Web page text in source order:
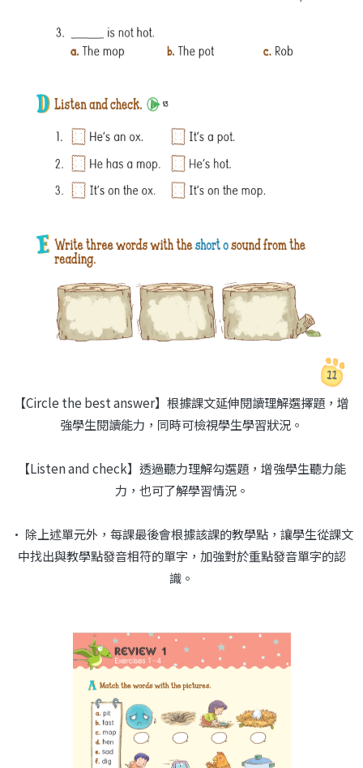
【Circle the best answer】根據課文延伸閱讀理解選擇題，增
強學生閱讀能力，同時可檢視學生學習狀況。
【Listen and check】透過聽力理解勾選題，增強學生聽力能
力，也可了解學習情況。
• 除上述單元外，每課最後會根據該課的教學點，讓學生從課文
中找出與教學點發音相符的單字，加強對於重點發音單字的認
識。